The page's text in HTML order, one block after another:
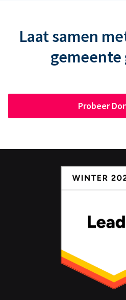
Laat samen
gemeente
Probeer